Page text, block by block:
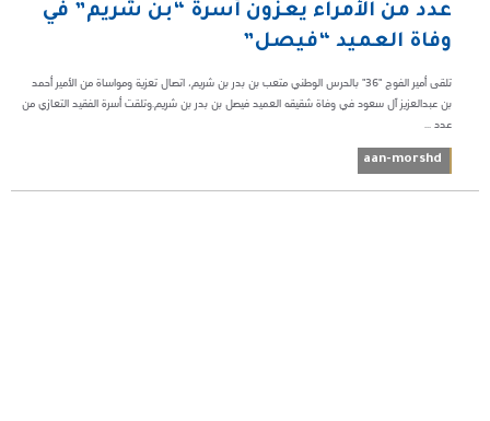
عدد من الأمراء يعزّون أسرة “بن شريم” في
وفاة العميد “فيصل”
تلقى أمير الفوج "36" بالحرس الوطني متعب بن بدر بن شريم، اتصال تعزية ومواساة من الأمير أحمد
بن عبدالعزيز آل سعود في وفاة شقيقه العميد فيصل بن بدر بن شريم.وتلقت أسرة الفقيد التعازي من
عدد ...
aan-morshd